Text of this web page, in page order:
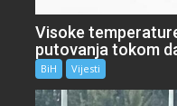
Visoke
putovanja tokom
BiH Vijesti